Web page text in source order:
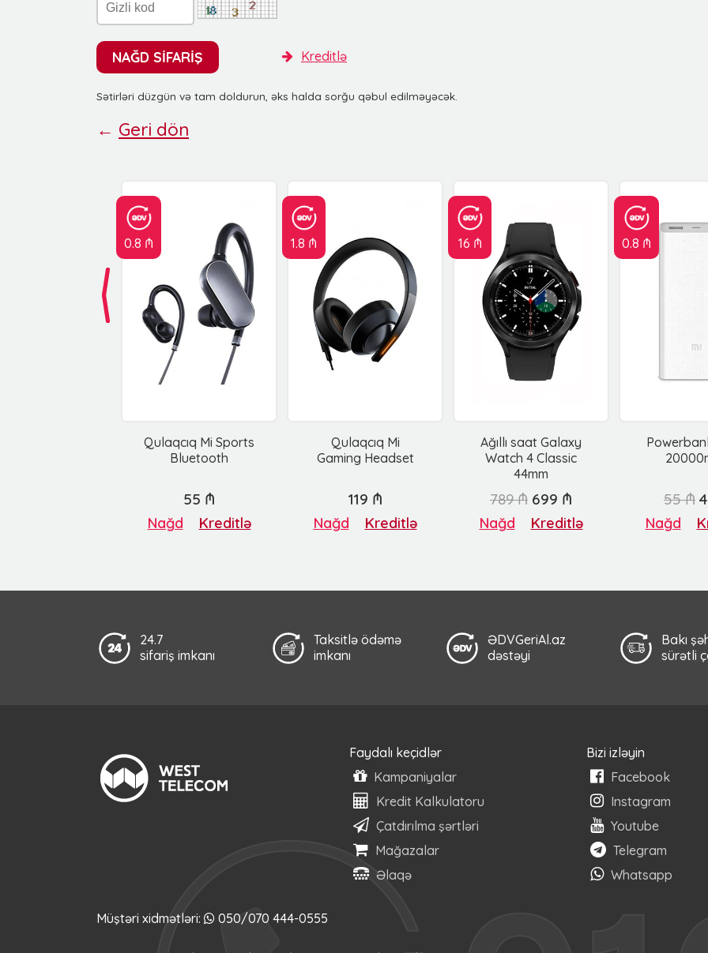
NAĞD SİFARİŞ Kreditlə
Sətirləri düzgün və tam doldurun, əks halda sorğu qəbul edilməyəcək.
← Geri dön
0.8 ₼
Qulaqcıq Mi Sports
Bluetooth
1.8 ₼
Qulaqcıq Mi
Gaming Headset
16 ₼
Ağıllı saat Galaxy
Watch 4 Classic
44mm
0.8 ₼
55 ₼
Nağd Kreditlə
119 ₼
Nağd Kreditlə
789 ₼ 699 ₼
Nağd Kreditlə
55 ₼
Nağd
24.7
sifariş imkanı
Taksitlə ödəmə
imkanı
ƏDVGeriAl.az
dəstəyi
Bakı
sürətli
Faydalı keçidlər
Kampaniyalar
Kredit Kalkulatoru
Çatdırılma şərtləri
Mağazalar
Əlaqə
Bizi izləyin
Facebook
Instagram
Youtube
Telegram
Whatsapp
Müştəri xidmətləri: 050/070 444-0555